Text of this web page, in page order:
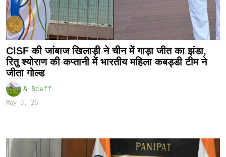
CISF की जांबाज खिलाड़ी ने चीन में गाड़ा जीत का झंडा,
रितु श्योराण की कप्तानी में भारतीय महिला कबड्डी टीम ने
जीता गोल्ड
A Staff
May 3, 26